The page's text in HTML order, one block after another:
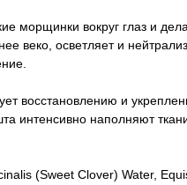
морщинки вокруг глаз и
веко, осветляет и
восстановлению и
интенсивно наполняют
(Sweet Clover) Water,